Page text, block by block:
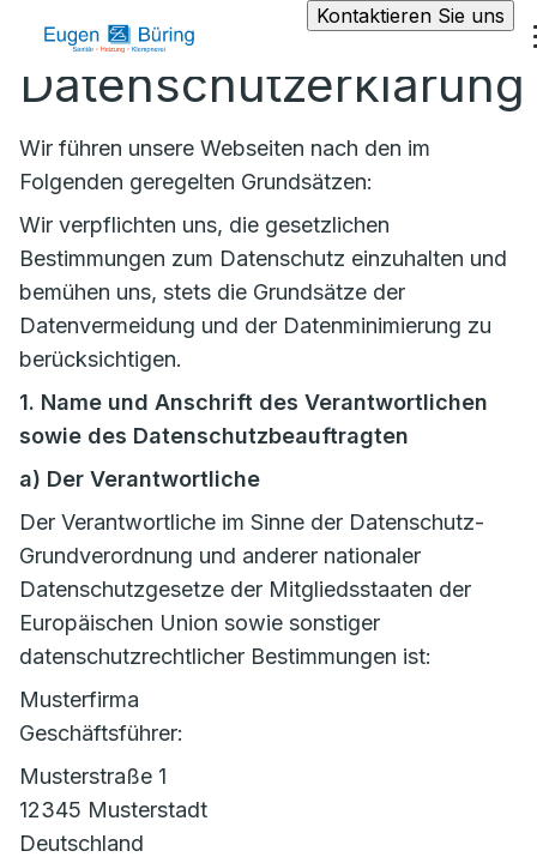
Kontaktieren Sie uns
Datenschutzerklärung
Wir führen unsere Webseiten nach den im
Folgenden geregelten Grundsätzen:
Wir verpflichten uns, die gesetzlichen
Bestimmungen zum Datenschutz einzuhalten und
bemühen uns, stets die Grundsätze der
Datenvermeidung und der Datenminimierung zu
berücksichtigen.
1. Name und Anschrift des Verantwortlichen
sowie des Datenschutzbeauftragten
a) Der Verantwortliche
Der Verantwortliche im Sinne der Datenschutz-
Grundverordnung und anderer nationaler
Datenschutzgesetze der Mitgliedsstaaten der
Europäischen Union sowie sonstiger
datenschutzrechtlicher Bestimmungen ist:
Musterfirma
Geschäftsführer:
Musterstraße 1
12345 Musterstadt
Deutschland